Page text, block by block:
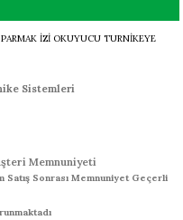
Sistemleri
Memnuniyeti
Satış Sonrası Memnuniyet Geçerli